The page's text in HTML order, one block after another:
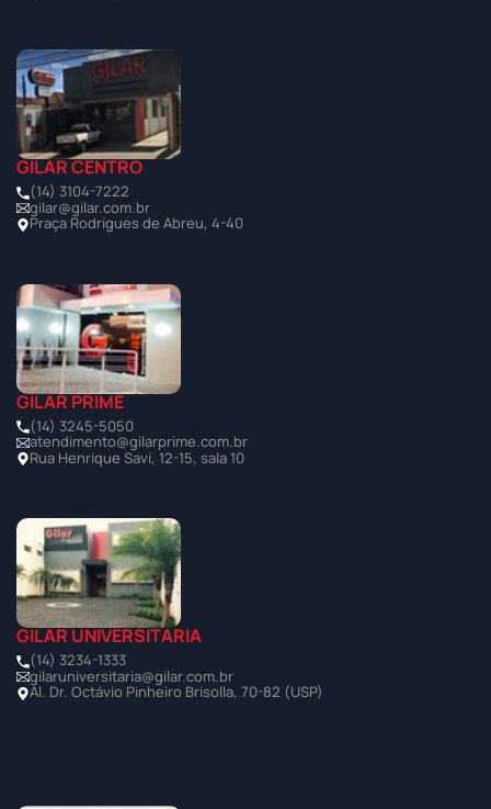
GILAR CENTRO
(14) 3104-7222
gilar@gilar.com.br
Praça Rodrigues de Abreu, 4-40
GILAR PRIME
(14) 3245-5050
atendimento@gilarprime.com.br
Rua Henrique Savi, 12-15, sala 10
GILAR UNIVERSITÁRIA
(14) 3234-1333
gilaruniversitaria@gilar.com.br
Al. Dr. Octávio Pinheiro Brisolla, 70-82 (USP)